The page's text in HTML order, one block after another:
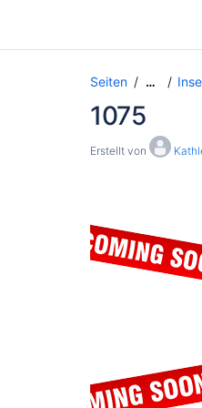
Seiten …
1075
Erstellt von